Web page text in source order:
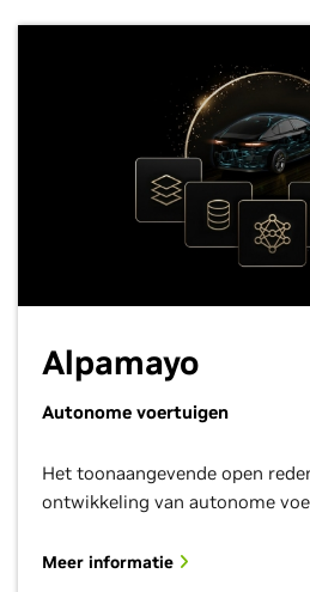
Alpamayo
Autonome voertuigen
Het toonaangevende open
ontwikkeling van autonome
Meer informatie